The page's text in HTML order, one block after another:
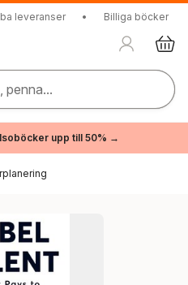
leveranser • Billiga böcker
penna...
upp till 50% →